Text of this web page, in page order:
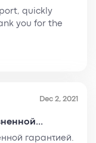
quickly
you for the
Dec 2, 2021
гарантией.